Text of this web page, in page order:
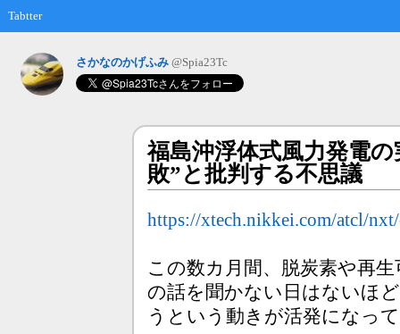
Tabtter
さかなのかげふみ @Spia23Tc
福島沖浮体式風力発電
敗”と批判する不思議
https://xtech.nikkei.com/atcl/
この数カ月間、脱炭素や再
の話を聞かない日はないほ
うという動きが活発になっ